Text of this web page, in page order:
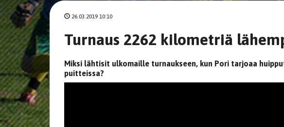
26.03.2019 10:10
Turnaus 2262 kilometriä
Miksi lähtisit ulkomaille turnaukseen, kun Pori tarjoaa
puitteissa?